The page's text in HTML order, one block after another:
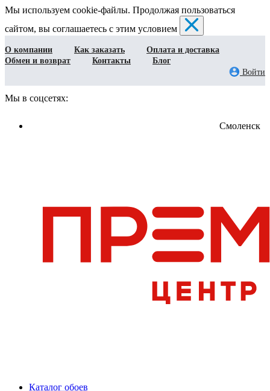
Мы используем cookie-файлы. Продолжая пользоваться
сайтом, вы соглашаетесь с этим условием
О компании Как заказать
Оплата и доставка
Обмен и возврат
Контакты
Блог
Войти
Мы в соцсетях:
Смоленск
Каталог обоев